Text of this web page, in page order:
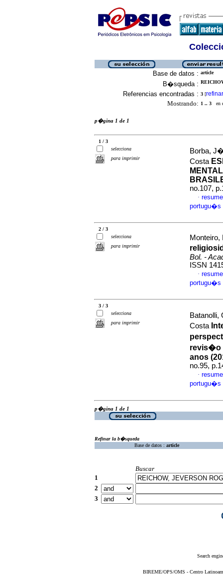
Base de datos : article
B�squeda :
Referencias encontradas : 3 [refinar
Mostrando: 1 .. 3 en
p�gina 1 de 1
1 / 3
selecciona
para imprimir
Borba,
Costa
no.107,
·
portugu�s
2 / 3
selecciona
para imprimir
Bol. -
ISSN
·
portugu�s
3 / 3
selecciona
para imprimir
Batanolli,
Costa
revis�o
anos
no.95,
·
portugu�s
p�gina 1 de 1
Refinar la b�squeda
Base de datos : article
Buscar
1
2
3
Search
BIREME/OPS/OMS - Centro